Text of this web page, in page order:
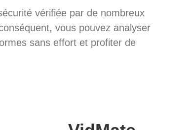
vérifiée par de nombreux
vous pouvez analyser
sans effort et profiter de